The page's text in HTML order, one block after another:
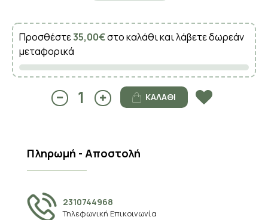
Προσθέστε35,00€στο καλάθι και λάβετε δωρεάν
μεταφορικά
ΚΑΛΆΘΙ
Πληρωμή - Αποστολή
2310744968
Τηλεφωνική Επικοινωνία